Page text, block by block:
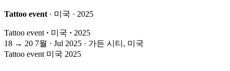
Tattoo event · 미국 · 2025
Tattoo event · 미국 · 2025
18 → 20 7월 · Jul 2025 · 가든 시티, 미국
Tattoo event 미국 2025